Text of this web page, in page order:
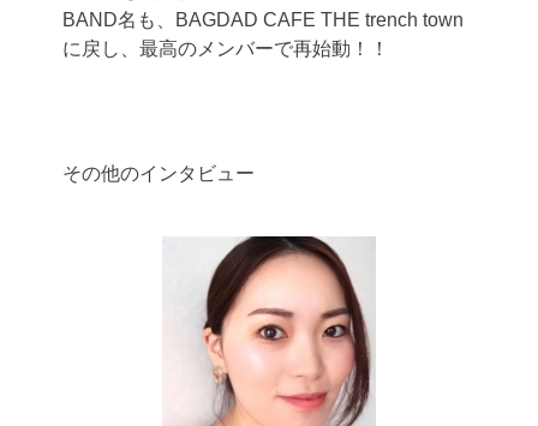
BAND名も、BAGDAD CAFE THE trench town
に戻し、最高のメンバーで再始動！！
その他のインタビュー